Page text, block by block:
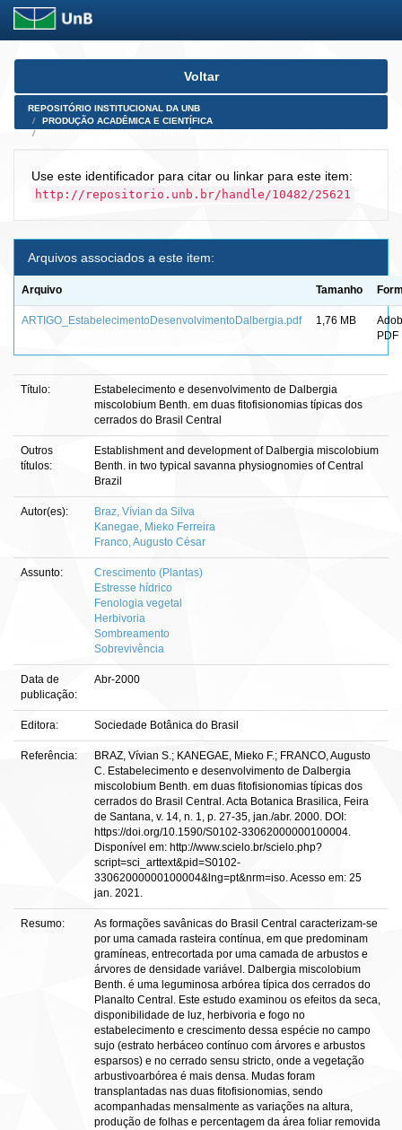
Skip
Voltar
REPOSITÓRIO INSTITUCIONAL DA UNB
PRODUÇÃO ACADÊMICA E CIENTÍFICA
Use este identificador para citar ou linkar para este item:
http://repositorio.unb.br/handle/10482/25621
Arquivos associados a este item:
Arquivo Tamanho
ARTIGO_EstabelecimentoDesenvolvimentoDalbergia.pdf 1,76 MB
PDF
Título:
Estabelecimento e desenvolvimento de Dalbergia
miscolobium Benth. em duas fitofisionomias típicas dos
cerrados do Brasil Central
Outros
títulos:
Establishment and development of Dalbergia miscolobium
Benth. in two typical savanna physiognomies of Central
Brazil
Autor(es):
Braz, Vívian da Silva
Kanegae, Mieko Ferreira
Franco, Augusto César
Assunto:
Crescimento (Plantas)
Estresse hídrico
Fenologia vegetal
Herbivoria
Sombreamento
Sobrevivência
Data de
publicação:
Abr-2000
Editora: Sociedade Botânica do Brasil
Referência:
BRAZ, Vívian S.; KANEGAE, Mieko F.; FRANCO, Augusto
C. Estabelecimento e desenvolvimento de Dalbergia
miscolobium Benth. em duas fitofisionomias típicas dos
cerrados do Brasil Central. Acta Botanica Brasilica, Feira
de Santana, v. 14, n. 1, p. 27-35, jan./abr. 2000. DOI:
https://doi.org/10.1590/S0102-33062000000100004.
Disponível em: http://www.scielo.br/scielo.php?
script=sci_arttext&pid=S0102-
33062000000100004&lng=pt&nrm=iso. Acesso em: 25
jan. 2021.
Resumo:
As formações savânicas do Brasil Central caracterizam-se
por uma camada rasteira contínua, em que predominam
gramíneas, entrecortada por uma camada de arbustos e
árvores de densidade variável. Dalbergia miscolobium
Benth. é uma leguminosa arbórea típica dos cerrados do
Planalto Central. Este estudo examinou os efeitos da seca,
disponibilidade de luz, herbivoria e fogo no
estabelecimento e crescimento dessa espécie no campo
sujo (estrato herbáceo contínuo com árvores e arbustos
esparsos) e no cerrado sensu stricto, onde a vegetação
arbustivoarbórea é mais densa. Mudas foram
transplantadas nas duas fitofisionomias, sendo
acompanhadas mensalmente as variações na altura,
produção de folhas e percentagem da área foliar removida